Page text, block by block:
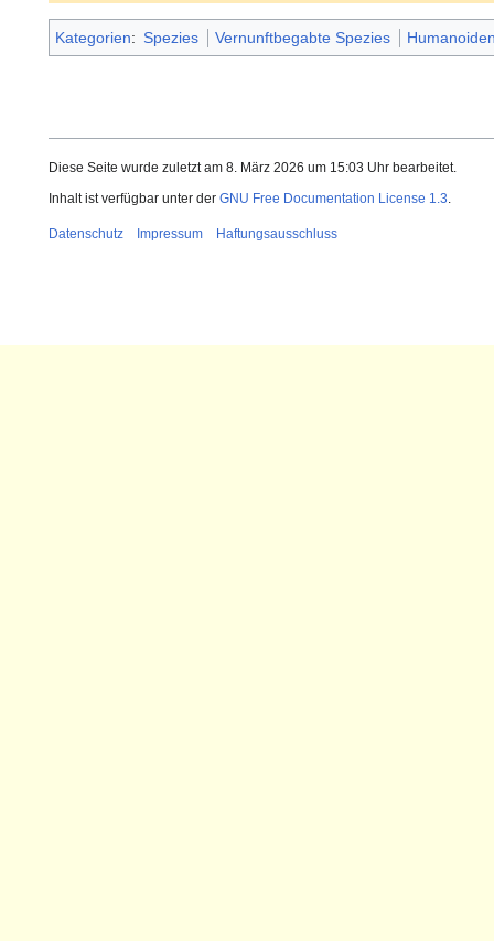
Kategorien: Spezies Vernunftbegabte Spezies
Diese Seite wurde zuletzt am 8. März 2026 um 15:03 Uhr bearbeitet.
Inhalt ist verfügbar unter der GNU Free Documentation License 1.3.
Datenschutz Impressum Haftungsausschluss